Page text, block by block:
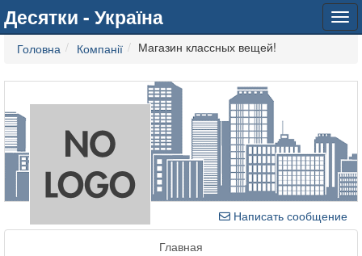
Десятки - Україна
Головна Компанії Магазин классных вещей!
Написать сообщение
Главная